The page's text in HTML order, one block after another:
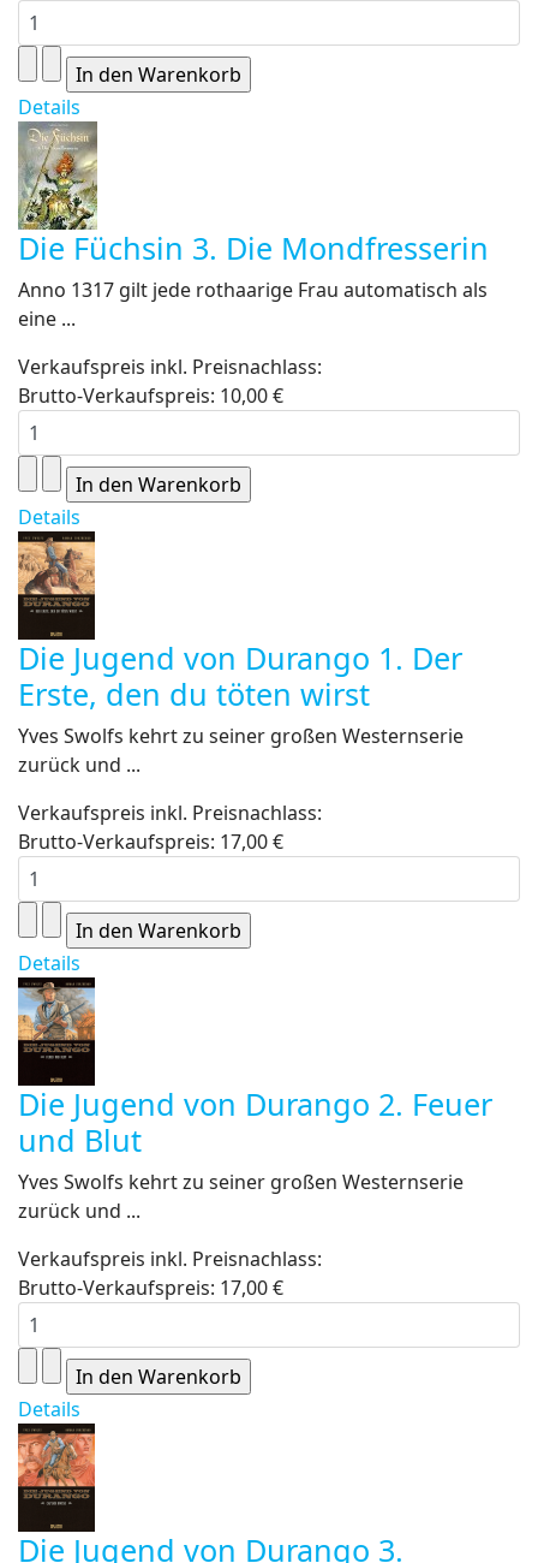
Details
Die Füchsin 3. Die Mondfresserin
Anno 1317 gilt jede rothaarige Frau automatisch als
eine ...
Verkaufspreis inkl. Preisnachlass:
Brutto-Verkaufspreis: 10,00 €
Details
Die Jugend von Durango 1. Der
Erste, den du töten wirst
Yves Swolfs kehrt zu seiner großen Westernserie
zurück und ...
Verkaufspreis inkl. Preisnachlass:
Brutto-Verkaufspreis: 17,00 €
Details
Die Jugend von Durango 2. Feuer
und Blut
Yves Swolfs kehrt zu seiner großen Westernserie
zurück und ...
Verkaufspreis inkl. Preisnachlass:
Brutto-Verkaufspreis: 17,00 €
Details
Die Jugend von Durango 3.